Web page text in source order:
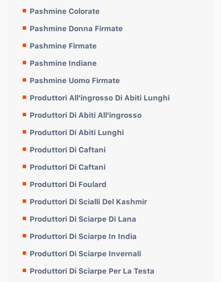
Pashmine Colorate
Pashmine Donna Firmate
Pashmine Firmate
Pashmine Indiane
Pashmine Uomo Firmate
Produttori All'ingrosso Di Abiti Lunghi
Produttori Di Abiti All'ingrosso
Produttori Di Abiti Lunghi
Produttori Di Caftani
Produttori Di Caftani
Produttori Di Foulard
Produttori Di Scialli Del Kashmir
Produttori Di Sciarpe Di Lana
Produttori Di Sciarpe In India
Produttori Di Sciarpe Invernali
Produttori Di Sciarpe Per La Testa